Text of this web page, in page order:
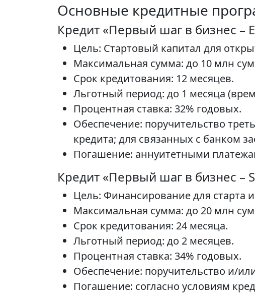
Основные кредитные
Кредит «Первый шаг в бизнес –
Цель: Стартовый капитал для
Максимальная сумма: до 10 млн
Срок кредитования: 12 месяцев.
Льготный период: до 1 месяца
Процентная ставка: 32% годовых.
Обеспечение: поручительство
кредита; для связанных с банком
Погашение: аннуитетными
Кредит «Первый шаг в бизнес –
Цель: Финансирование для старта
Максимальная сумма: до 20 млн
Срок кредитования: 24 месяца.
Льготный период: до 2 месяцев.
Процентная ставка: 34% годовых.
Обеспечение: поручительство и/
Погашение: согласно условиям